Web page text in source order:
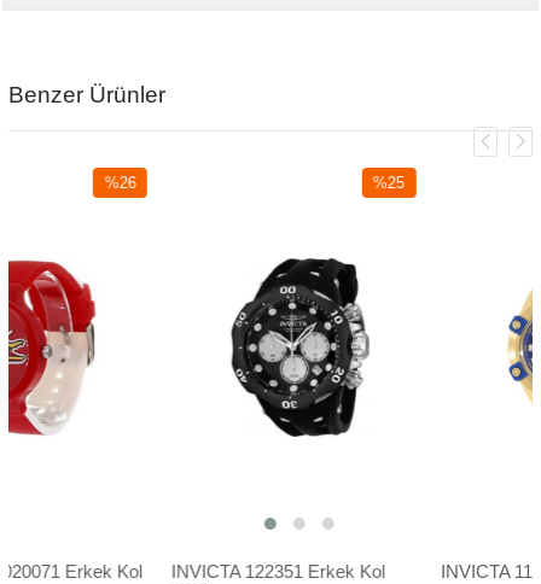
Benzer Ürünler
Kol
INVICTA 122351 Erkek Kol
INVICTA 111173